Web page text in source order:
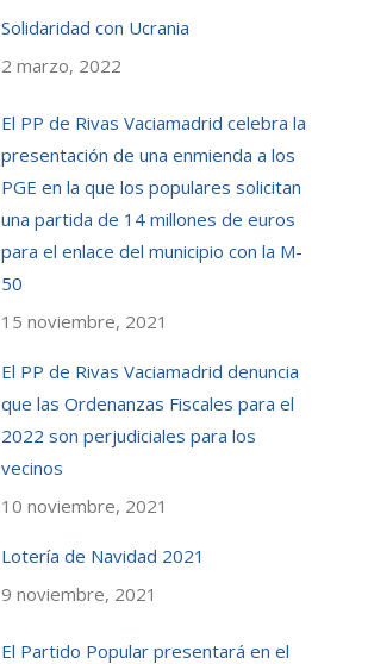
Solidaridad con Ucrania
2 marzo, 2022
El PP de Rivas Vaciamadrid celebra la
presentación de una enmienda a los
PGE en la que los populares solicitan
una partida de 14 millones de euros
para el enlace del municipio con la M-
50
15 noviembre, 2021
El PP de Rivas Vaciamadrid denuncia
que las Ordenanzas Fiscales para el
2022 son perjudiciales para los
vecinos
10 noviembre, 2021
Lotería de Navidad 2021
9 noviembre, 2021
El Partido Popular presentará en el